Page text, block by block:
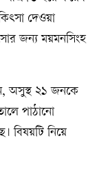
দেওয়া
জন্য ময়মনসিংহ
অসুস্থ ২১ জনকে
পাঠানো
বিষয়টি নিয়ে